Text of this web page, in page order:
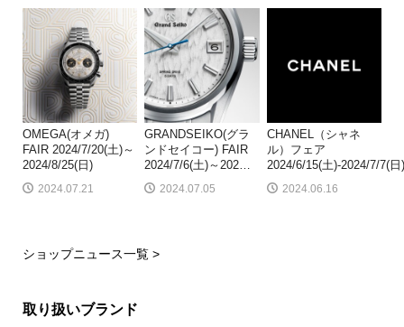
OMEGA(オメガ)
FAIR 2024/7/20(土)～
2024/8/25(日)
2024.07.21
GRANDSEIKO(グラ
ンドセイコー) FAIR
2024/7/6(土)～202…
2024.07.05
CHANEL（シャネ
ル）フェア
2024/6/15(土)-2024/7/7(日)
2024.06.16
ショップニュース一覧 >
取り扱いブランド